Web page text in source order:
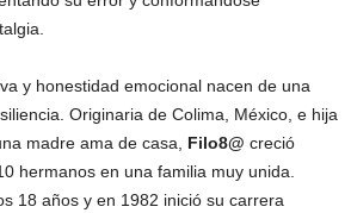
y honestidad emocional nacen de una
Originaria de Colima, México, e hija
madre ama de casa, Filo8@ creció
hermanos en una familia muy unida.
18 años y en 1982 inició su carrera